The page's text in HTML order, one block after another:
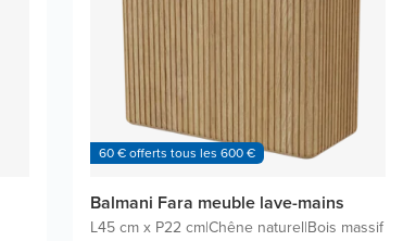
60 € offerts tous les 600 €
Balmani Fara meuble lave-mains
L45 cm x P22 cm|Chêne naturel|Bois massif